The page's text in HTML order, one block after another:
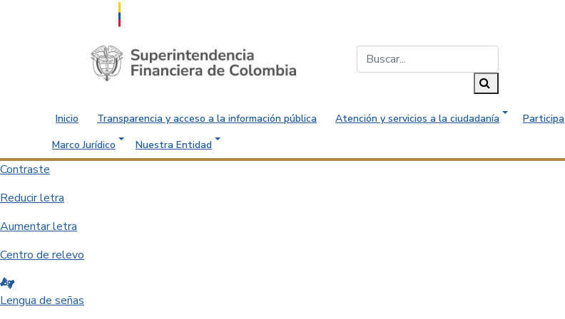
Saltar al contenido principal
Inicio Transparencia y acceso a la información pública Atención y servicios a la ciudadanía Participa
Marco Jurídico
Nuestra Entidad
Contraste
Reducir letra
Aumentar letra
Centro de relevo
Lengua de señas